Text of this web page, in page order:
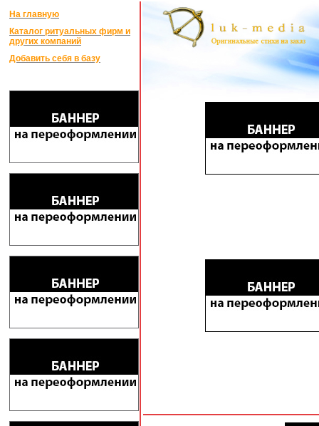
На главную
Каталог ритуальных фирм и
других компаний
Добавить себя в базу